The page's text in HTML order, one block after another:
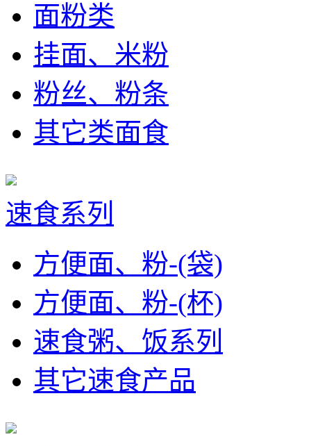
面粉类
挂面、米粉
粉丝、粉条
其它类面食
速食系列
方便面、粉-(袋)
方便面、粉-(杯)
速食粥、饭系列
其它速食产品